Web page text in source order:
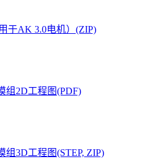
于AK 3.0电机）(ZIP)
组2D工程图(PDF)
组3D工程图(STEP, ZIP)